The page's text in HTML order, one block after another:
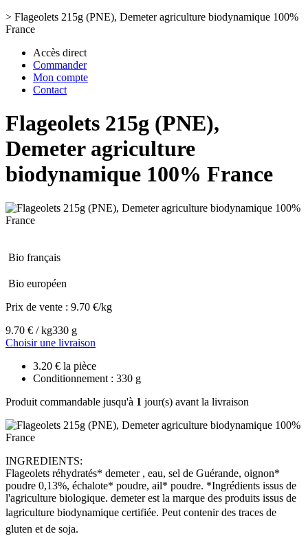
> Flageolets 215g (PNE), Demeter agriculture biodynamique 100%
France
Accès direct
Commander
Mon compte
Contact
Flageolets 215g (PNE),
Demeter agriculture
biodynamique 100% France
Bio français
Bio européen
Prix de vente : 9.70 €/kg
9.70 € / kg330 g
Choisir une livraison
3.20 € la pièce
Conditionnement : 330 g
Produit commandable jusqu'à 1 jour(s) avant la livraison
INGREDIENTS:
Flageolets réhydratés* demeter , eau, sel de Guérande, oignon*
poudre 0,13%, échalote* poudre, ail* poudre. *Ingrédients issus de
l'agriculture biologique. demeter est la marque des produits issus de
lagriculture biodynamique certifiée. Peut contenir des traces de
gluten et de soja.